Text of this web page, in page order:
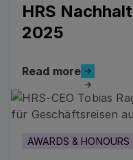
HRS
2025
Read more
Read more
AWARDS & HONOURS
Read more